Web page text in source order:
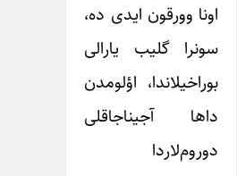
اونا وورقون ایدی ده،
سونرا گلیب یارالی
بوراخیلاندا، اؤلومدن
داها آجیناجاقلی
دوروم‌لاردا